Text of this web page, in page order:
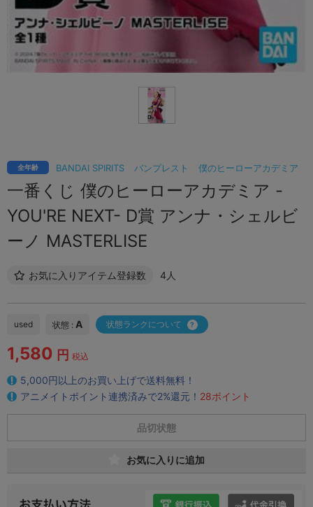
BANDAI SPIRITS バンプレスト 僕のヒーローアカデミア
全年齢
一番くじ 僕のヒーローアカデミア -
YOU'RE NEXT- D賞 アンナ・シェルビ
ーノ MASTERLISE
お気に入りアイテム登録数 4人
used 状態 : A 状態ランクについて
1,580 円 税込
5,000円以上のお買い上げで送料無料！
アニメイトポイント連携済みで2%還元！ 28ポイント
品切状態
お気に入りに追加